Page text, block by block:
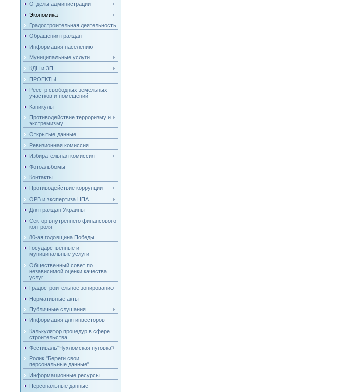
Отделы администрации
Экономика
Градостроительная деятельность
Обращения граждан
Информация населению
Муниципальные услуги
КДН и ЗП
ПРОЕКТЫ
Реестр свободных земельных
участков и помещений
Каникулы
Противодействие терроризму и
экстремизму
Открытые данные
Ревизионная комиссия
Избирательная комиссия
Фотоальбомы
Контакты
Противодействие коррупции
ОРВ и экспертиза НПА
Для граждан Украины
Сектор внутреннего финансового
контроля
80-ая годовщина Победы
Государственные и
муниципальные услуги
Общественный совет по
независимой оценки качества
услуг
Градостроительное зонирование
Нормативные акты
Публичные слушания
Информация для инвесторов
Калькулятор процедур в сфере
строительства
Фестиваль"Чухломская пуговка"
Ролик "Береги свои
персональные данные"
Информационные ресурсы
Персональные данные